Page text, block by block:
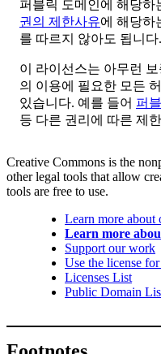
퍼블릭 도메인에 해당하
권의 제한사유에 해당하
를 따르지 않아도 됩니다.
이 라이선스는 아무런
의 이용에 필요한 모든
있습니다. 예를 들어 퍼
등 다른 권리에 따른 제
Creative Commons is the
other legal tools that allow
tools are free to use.
Learn more about
Learn more
Support our work
Use the license
Licenses List
Public Domain